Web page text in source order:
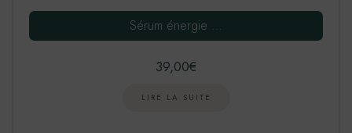
Sérum énergie …
39,00€
LIRE LA SUITE